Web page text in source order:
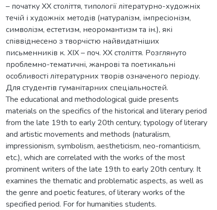
– початку ХХ століття, типології літературно-художніх
течій і художніх методів (натуралізм, імпресіонізм,
символізм, естетизм, неоромантизм та ін.), які
співвіднесено з творчістю найвидатніших
письменників к. ХІХ – поч. ХХ століття. Розглянуто
проблемно-тематичні, жанрові та поетикальні
особливості літературних творів означеного періоду.
Для студентів гуманітарних спеціальностей.
The educational and methodological guide presents
materials on the specifics of the historical and literary period
from the late 19th to early 20th century, typology of literary
and artistic movements and methods (naturalism,
impressionism, symbolism, aestheticism, neo-romanticism,
etc.), which are correlated with the works of the most
prominent writers of the late 19th to early 20th century. It
examines the thematic and problematic aspects, as well as
the genre and poetic features, of literary works of the
specified period. For for humanities students.